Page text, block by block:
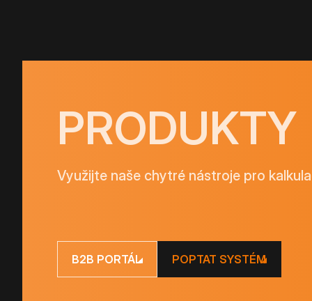
PRODUKTY
Využijte naše chytré nástroje pro
B2B PORTÁL POPTAT SYSTÉM